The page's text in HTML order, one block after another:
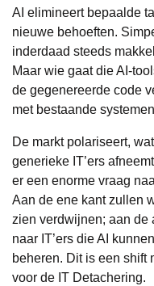
AI elimineert bepaalde
nieuwe behoeften.
inderdaad steeds
Maar wie gaat die AI-
de gegenereerde code
met bestaande
De markt polariseert,
generieke IT’ers
er een enorme vraag
Aan de ene kant zullen
zien verdwijnen; aan de
naar IT’ers die AI
beheren. Dit is een shift
voor de IT Detachering.